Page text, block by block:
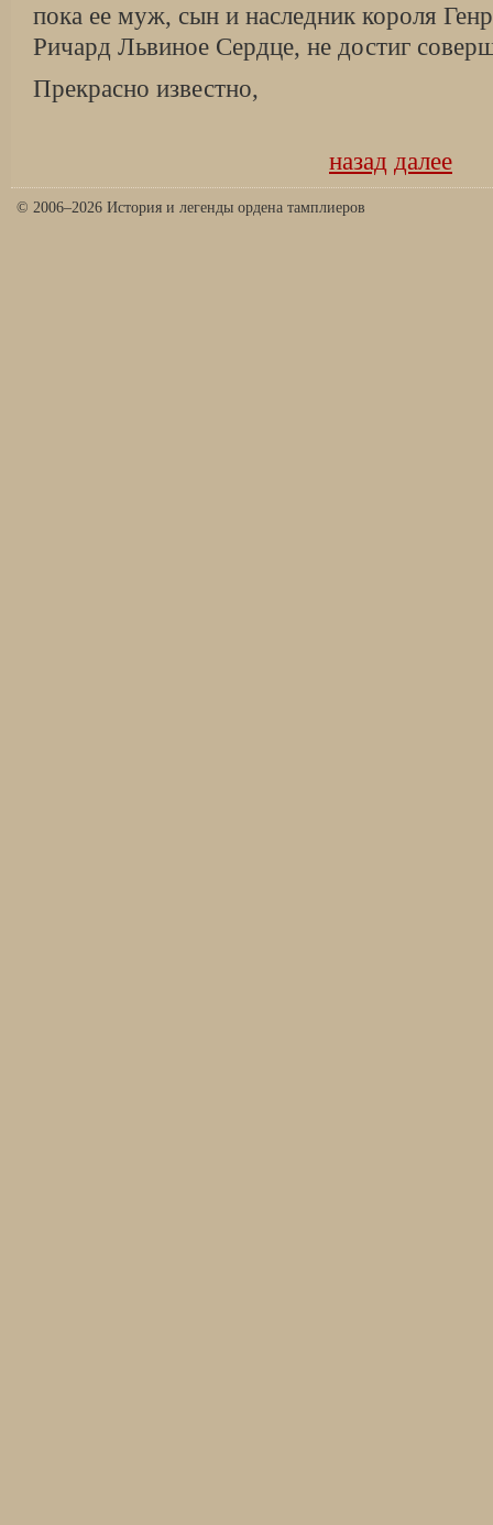
пока ее муж, сын и наследник короля
Ричард Льви­ное Сердце, не достиг
Прекрасно известно,
назад далее
© 2006–2026 История и легенды ордена тамплиеров